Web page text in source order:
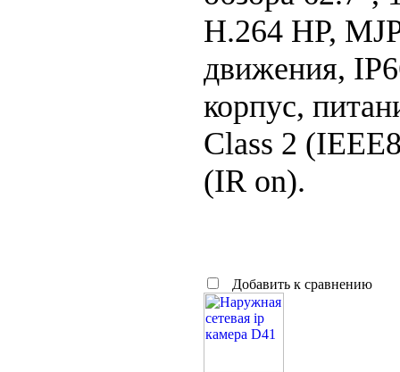
H.264 HP,
движения,
корпус,
Class 2
(IR on).
Добавить к сравнению